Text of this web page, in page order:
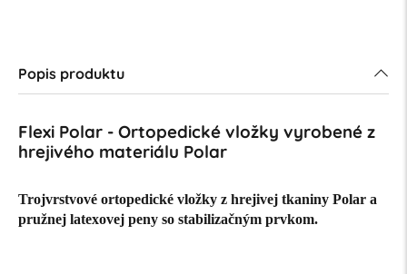
Popis produktu
Flexi Polar - Ortopedické vložky vyrobené z
hrejivého materiálu Polar
Trojvrstvové ortopedické vložky z hrejivej tkaniny Polar a
pružnej latexovej peny so stabilizačným prvkom.